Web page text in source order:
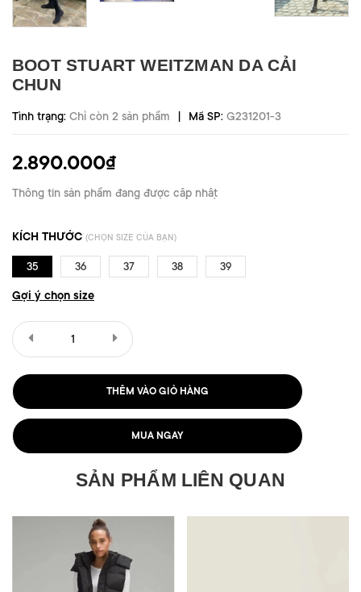
BOOT STUART WEITZMAN DA CẢI
CHUN
Tình trạng: Chỉ còn 2 sản phẩm | Mã SP: G231201-3
2.890.000₫
Thông tin sản phẩm đang được cập nhật
KÍCH THƯỚC (CHỌN SIZE CỦA BẠN)
35 36 37 38 39
Gợi ý chọn size
THÊM VÀO GIỎ HÀNG
MUA NGAY
SẢN PHẨM LIÊN QUAN